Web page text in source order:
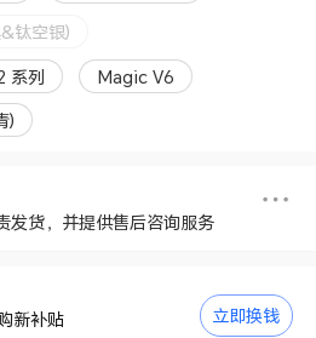
钛空银)
系列 Magic V6
)
发货，并提供售后咨询服务
新补贴 立即换钱